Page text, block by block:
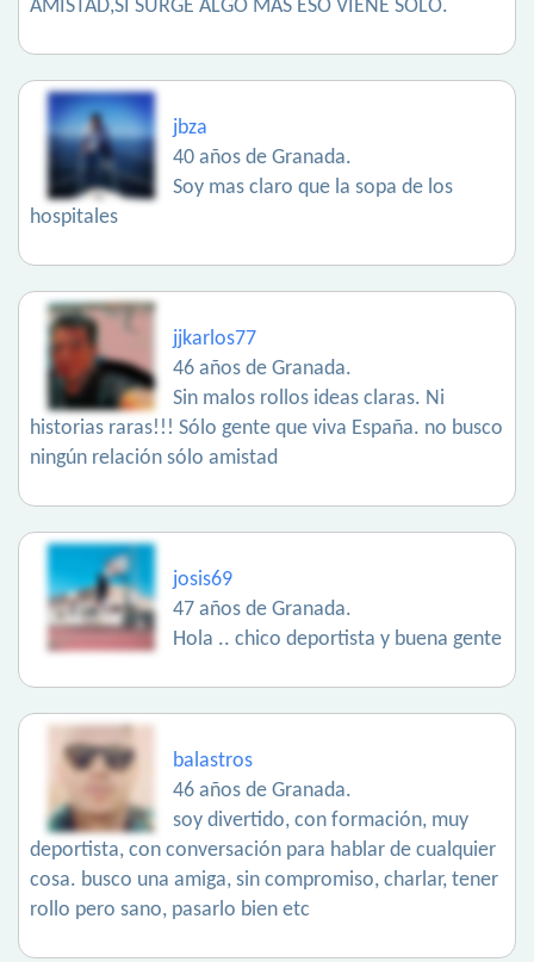
AMISTAD,SI SURGE ALGO MAS ESO VIENE SOLO.
jbza
40 años de Granada.
Soy mas claro que la sopa de los
hospitales
jjkarlos77
46 años de Granada.
Sin malos rollos ideas claras. Ni
historias raras!!! Sólo gente que viva España. no busco
ningún relación sólo amistad
josis69
47 años de Granada.
Hola .. chico deportista y buena gente
balastros
46 años de Granada.
soy divertido, con formación, muy
deportista, con conversación para hablar de cualquier
cosa. busco una amiga, sin compromiso, charlar, tener
rollo pero sano, pasarlo bien etc